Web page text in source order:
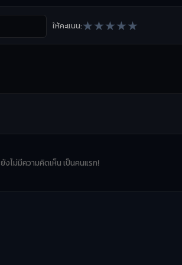
ให้คะแนน:★★★★★
ยังไม่มีความคิดเห็น เป็นคนแรก!